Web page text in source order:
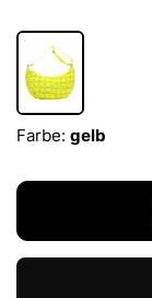
Farbe: gelb